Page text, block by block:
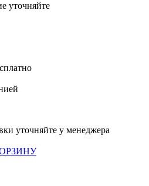
уточняйте
уточняйте у менеджера